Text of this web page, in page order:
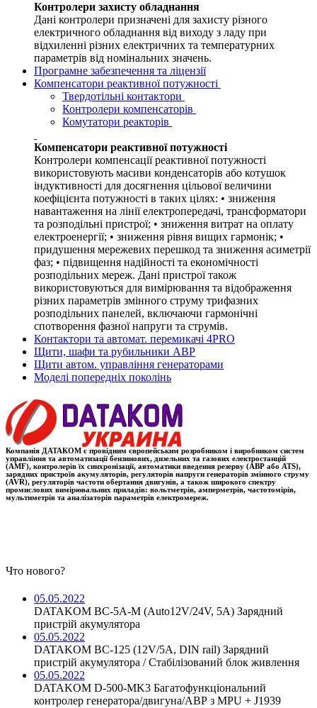
Контролери захисту обладнання
Дані контролери призначені для захисту різного
електричного обладнання від виходу з ладу при
відхиленні різних електричних та температурних
параметрів від номінальних значень.
Програмне забезпечення та ліцензії
Компенсатори реактивної потужності
Твердотільні контактори
Контролери компенсаторів
Комутатори реакторів
Компенсатори реактивної потужності
Контролери компенсації реактивної потужності
використовують масиви конденсаторів або котушок
індуктивності для досягнення цільової величини
коефіцієнта потужності в таких цілях: • зниження
навантаження на лінії електропередачі, трансформатори
та розподільні пристрої; • зниження витрат на оплату
електроенергії; • зниження рівня вищих гармонік; •
придушення мережевих перешкод та зниження асиметрії
фаз; • підвищення надійності та економічності
розподільних мереж. Дані пристрої також
використовуються для вимірювання та відображення
різних параметрів змінного струму трифазних
розподільних панелей, включаючи гармонічні
спотворення фазної напруги та струмів.
Контактори та автомат. перемикачі 4PRO
Щити, шафи та рубильники АВР
Щити автом. управління генераторами
Моделі попередніх поколінь
Компанія ДАТАКОМ є провідним європейським розробником і виробником систем
управління та автоматизації бензинових, дизельних та газових електростанцій
(AMF), контролерів їх синхронізації, автоматики введення резерву (АВР або ATS),
зарядних пристроїв акумуляторів, регуляторів напруги генераторів змінного струму
(AVR), регуляторів частоти обертання двигунів, а також широкого спектру
промислових вимірювальних приладів: вольтметрів, амперметрів, частотомірів,
мультиметрів та аналізаторів параметрів електромереж.
Что нового?
05.05.2022
DATAKOM BC-5A-M (Auto12V/24V, 5A) Зарядний
пристрій акумулятора
05.05.2022
DATAKOM BC-125 (12V/5A, DIN rail) Зарядний
пристрій акумулятора / Стабілізований блок живлення
05.05.2022
DATAKOM D-500-MK3 Багатофункціональний
контролер генератора/двигуна/АВР з MPU + J1939